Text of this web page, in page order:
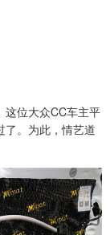
这位大众CC车主平
了。为此，情艺道